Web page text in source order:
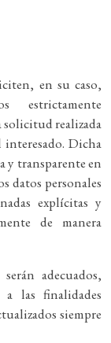
en su caso,
estrictamente
realizada
Dicha
y transparente en
datos personales
explícitas y
de manera
adecuados,
las finalidades
siempre